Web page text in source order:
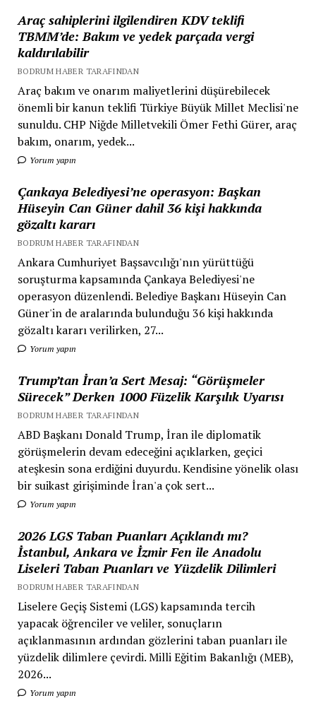
Araç sahiplerini ilgilendiren KDV teklifi
TBMM’de: Bakım ve yedek parçada vergi
kaldırılabilir
BODRUM HABER TARAFINDAN
Araç bakım ve onarım maliyetlerini düşürebilecek
önemli bir kanun teklifi Türkiye Büyük Millet Meclisi'ne
sunuldu. CHP Niğde Milletvekili Ömer Fethi Gürer, araç
bakım, onarım, yedek...
Yorum yapın
Çankaya Belediyesi’ne operasyon: Başkan
Hüseyin Can Güner dahil 36 kişi hakkında
gözaltı kararı
BODRUM HABER TARAFINDAN
Ankara Cumhuriyet Başsavcılığı'nın yürüttüğü
soruşturma kapsamında Çankaya Belediyesi'ne
operasyon düzenlendi. Belediye Başkanı Hüseyin Can
Güner'in de aralarında bulunduğu 36 kişi hakkında
gözaltı kararı verilirken, 27...
Yorum yapın
Trump’tan İran’a Sert Mesaj: “Görüşmeler
Sürecek” Derken 1000 Füzelik Karşılık Uyarısı
BODRUM HABER TARAFINDAN
ABD Başkanı Donald Trump, İran ile diplomatik
görüşmelerin devam edeceğini açıklarken, geçici
ateşkesin sona erdiğini duyurdu. Kendisine yönelik olası
bir suikast girişiminde İran'a çok sert...
Yorum yapın
2026 LGS Taban Puanları Açıklandı mı?
İstanbul, Ankara ve İzmir Fen ile Anadolu
Liseleri Taban Puanları ve Yüzdelik Dilimleri
BODRUM HABER TARAFINDAN
Liselere Geçiş Sistemi (LGS) kapsamında tercih
yapacak öğrenciler ve veliler, sonuçların
açıklanmasının ardından gözlerini taban puanları ile
yüzdelik dilimlere çevirdi. Milli Eğitim Bakanlığı (MEB),
2026...
Yorum yapın